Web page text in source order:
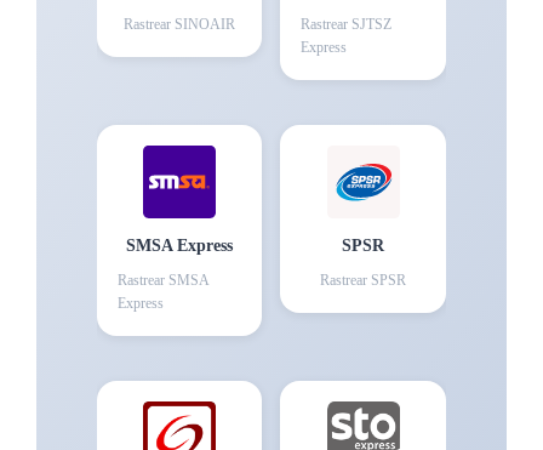
Rastrear SINOAIR Rastrear SJTSZ
Express
SMSA Express
Rastrear SMSA
Express
SPSR
Rastrear SPSR